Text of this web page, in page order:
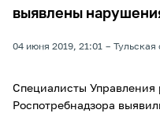
выявлены
04 июня 2019, 21:01 Тульская
Специалисты Управления
Роспотребнадзора